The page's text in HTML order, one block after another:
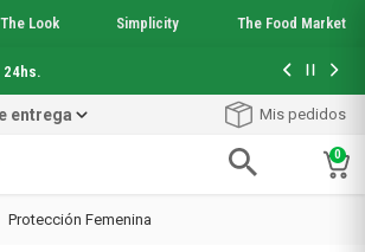
Look Simplicity The Food Market
en seleccionados*
Con tu
¡Envío
entrega Mis pedidos
0
Protección Femenina